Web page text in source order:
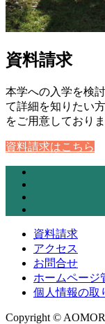
資料請求
本学への入学を検
て詳細を知りたい
をご用意しておりま
資料請求はこちら
資料請求
アクセス
お問合せ
ホームページ
個人情報の取
Copyright ©